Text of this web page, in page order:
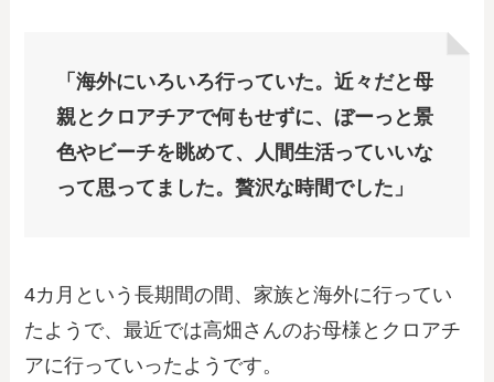
「海外にいろいろ行っていた。近々だと母
親とクロアチアで何もせずに、ぼーっと景
色やビーチを眺めて、人間生活っていいな
って思ってました。贅沢な時間でした」
4カ月という長期間の間、家族と海外に行ってい
たようで、最近では高畑さんのお母様とクロアチ
アに行っていったようです。